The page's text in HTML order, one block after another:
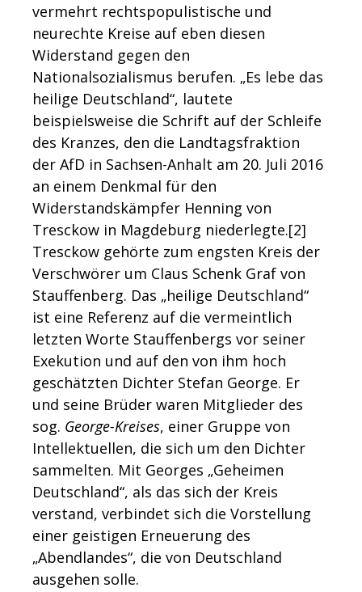
vermehrt rechtspopulistische und
neurechte Kreise auf eben diesen
Widerstand gegen den
Nationalsozialismus berufen. „Es lebe das
heilige Deutschland“, lautete
beispielsweise die Schrift auf der Schleife
des Kranzes, den die Landtagsfraktion
der AfD in Sachsen-Anhalt am 20. Juli 2016
an einem Denkmal für den
Widerstandskämpfer Henning von
Tresckow in Magdeburg niederlegte.[2]
Tresckow gehörte zum engsten Kreis der
Verschwörer um Claus Schenk Graf von
Stauffenberg. Das „heilige Deutschland“
ist eine Referenz auf die vermeintlich
letzten Worte Stauffenbergs vor seiner
Exekution und auf den von ihm hoch
geschätzten Dichter Stefan George. Er
und seine Brüder waren Mitglieder des
sog. George-Kreises, einer Gruppe von
Intellektuellen, die sich um den Dichter
sammelten. Mit Georges „Geheimen
Deutschland“, als das sich der Kreis
verstand, verbindet sich die Vorstellung
einer geistigen Erneuerung des
„Abendlandes“, die von Deutschland
ausgehen solle.